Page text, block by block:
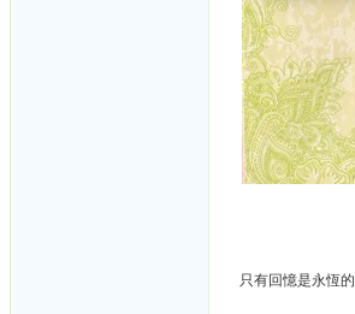
只有回憶是永恆的